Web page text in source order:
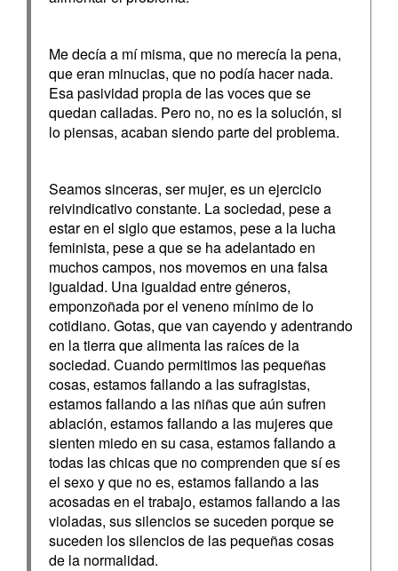
Me decía a mí misma, que no merecía la pena,
que eran minucias, que no podía hacer nada.
Esa pasividad propia de las voces que se
quedan calladas. Pero no, no es la solución, si
lo piensas, acaban siendo parte del problema.
Seamos sinceras, ser mujer, es un ejercicio
reivindicativo constante. La sociedad, pese a
estar en el siglo que estamos, pese a la lucha
feminista, pese a que se ha adelantado en
muchos campos, nos movemos en una falsa
igualdad. Una igualdad entre géneros,
emponzoñada por el veneno mínimo de lo
cotidiano. Gotas, que van cayendo y adentrando
en la tierra que alimenta las raíces de la
sociedad. Cuando permitimos las pequeñas
cosas, estamos fallando a las sufragistas,
estamos fallando a las niñas que aún sufren
ablación, estamos fallando a las mujeres que
sienten miedo en su casa, estamos fallando a
todas las chicas que no comprenden que sí es
el sexo y que no es, estamos fallando a las
acosadas en el trabajo, estamos fallando a las
violadas, sus silencios se suceden porque se
suceden los silencios de las pequeñas cosas
de la normalidad.